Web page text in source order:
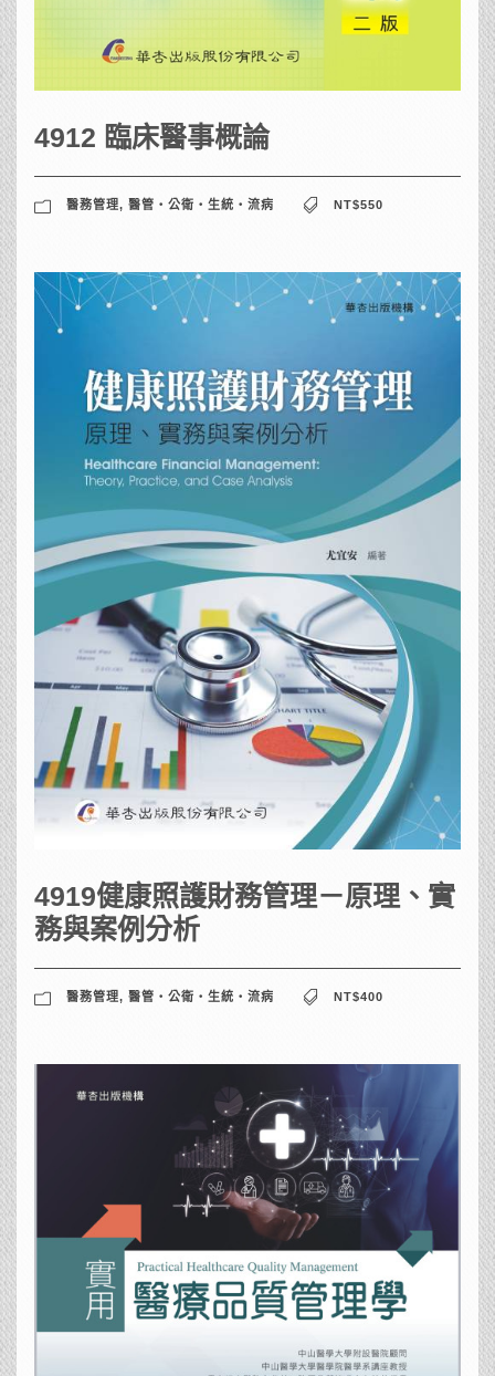
4912 臨床醫事概論
醫務管理, 醫管‧公衛‧生統‧流病 NT$550
4919健康照護財務管理－原理、實
務與案例分析
醫務管理, 醫管‧公衛‧生統‧流病 NT$400